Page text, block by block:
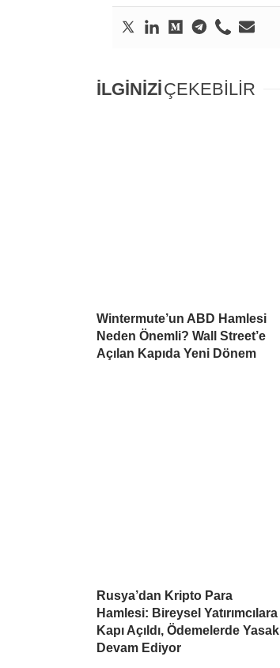
İLGİNİZİÇEKEBİLİR
Wintermute’un ABD Hamlesi
Neden Önemli? Wall Street’e
Açılan Kapıda Yeni Dönem
Rusya’dan Kripto Para
Hamlesi: Bireysel Yatırımcılara
Kapı Açıldı, Ödemelerde Yasak
Devam Ediyor